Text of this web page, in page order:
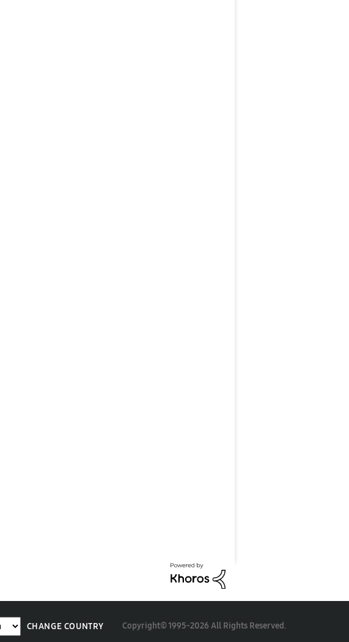
CHANGE COUNTRY Copyright© 1995-2026 All Rights Reserved.